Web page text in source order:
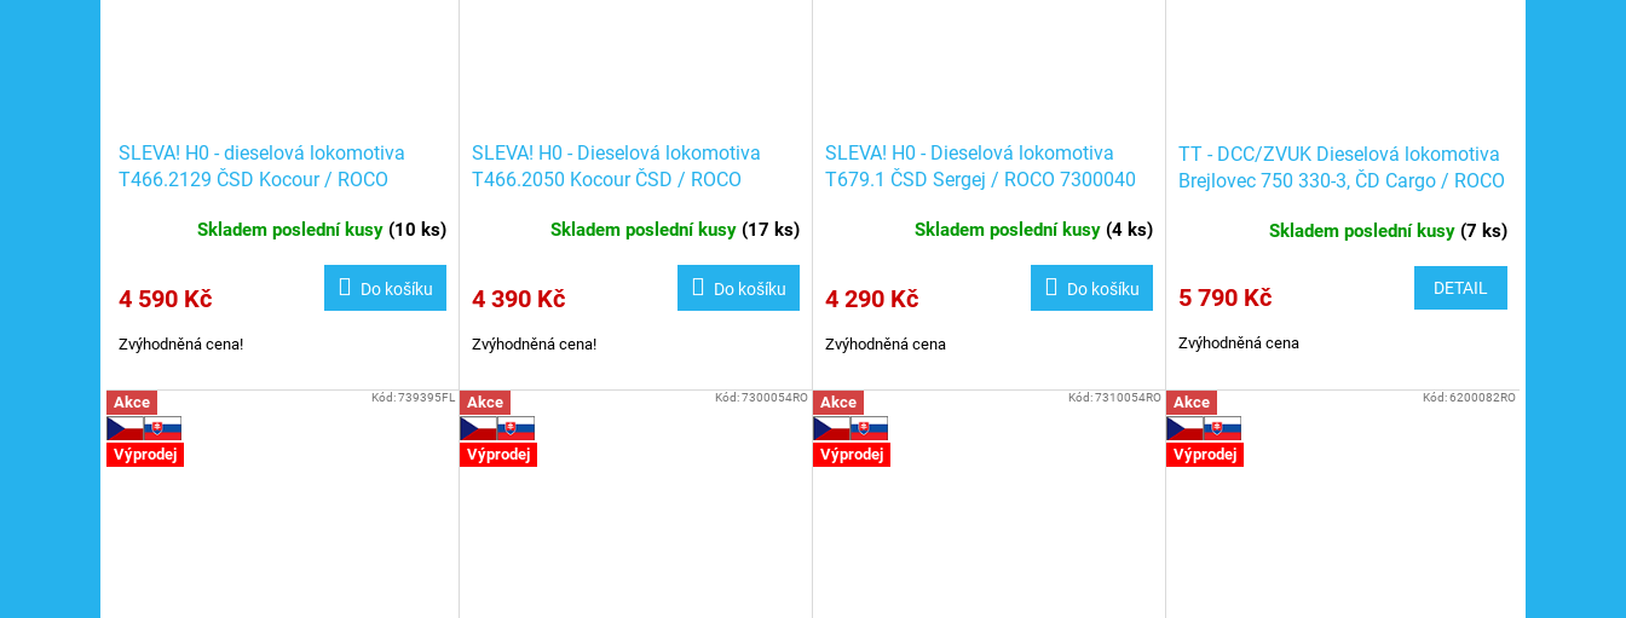
SLEVA! H0 - dieselová lokomotiva
T466.2129 ČSD Kocour / ROCO
Skladem poslední kusy (10 ks)
4 590 Kč Do košíku
Zvýhodněná cena!
SLEVA! H0 - Dieselová lokomotiva
T466.2050 Kocour ČSD / ROCO
Skladem poslední kusy (17 ks)
4 390 Kč Do košíku
Zvýhodněná cena!
SLEVA! H0 - Dieselová lokomotiva
T679.1 ČSD Sergej / ROCO 7300040
Skladem poslední kusy (4 ks)
4 290 Kč Do košíku
Zvýhodněná cena
TT - DCC/ZVUK Dieselová lokomotiva
Brejlovec 750 330-3, ČD Cargo / ROCO
Skladem poslední kusy (7 ks)
5 790 Kč DETAIL
Zvýhodněná cena
Akce
Výprodej
Kód:739395FL Akce
Výprodej
Kód:7300054RO Akce
Výprodej
Kód:7310054RO Akce
Výprodej
Kód:6200082RO